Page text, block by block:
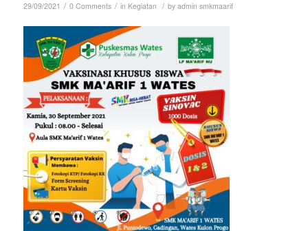
29/09/2021 / 0 Comments / in Kegiatan / by admin smkmaarif